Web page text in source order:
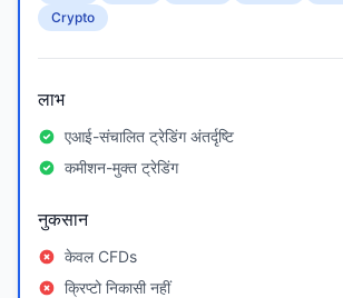
Crypto
लाभ
एआई-संचालित ट्रेडिंग अंतर्दृष्टि
कमीशन-मुक्त ट्रेडिंग
नुकसान
केवल CFDs
क्रिप्टो निकासी नहीं